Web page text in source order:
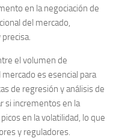
en la negociación de
del mercado,
el volumen de
mercado es esencial para
de regresión y análisis de
si incrementos en la
en la volatilidad, lo que
y reguladores.